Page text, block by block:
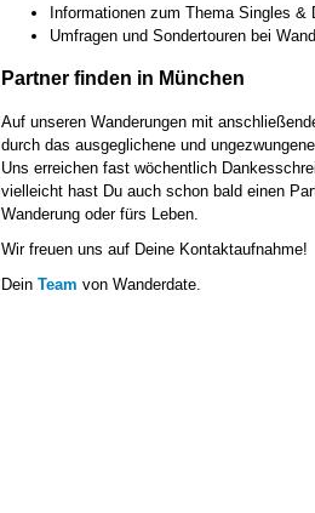
Informationen zum Thema Singles &
Umfragen und Sondertouren bei
Partner finden in München
Auf unseren Wanderungen mit
durch das ausgeglichene und
Uns erreichen fast wöchentlich
vielleicht hast Du auch schon bald einen
Wanderung oder fürs Leben.
Wir freuen uns auf Deine Kontaktaufnahme!
Dein Team von Wanderdate.